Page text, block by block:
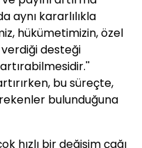
aynı kararlılıkla
hükümetimizin, özel
desteği
bu süreçte,
bulunduğuna
hızlı bir değişim çağı